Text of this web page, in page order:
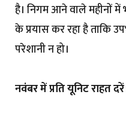
है। निगम आने वाले महीनों में
के प्रयास कर रहा है ताकि
परेशानी न हो।
नवंबर में प्रति यूनिट राहत